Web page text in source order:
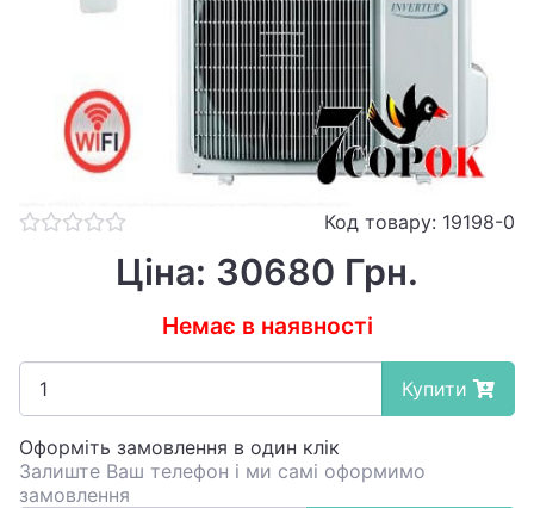
Код товару: 19198-0
Ціна: 30680 Грн.
Немає в наявності
Купити
Оформіть замовлення в один клік
Залиште Ваш телефон і ми самі оформимо
замовлення